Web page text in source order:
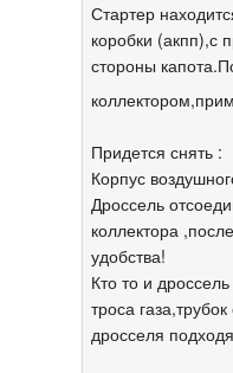
Стартер
коробки (акпп),с
стороны
Придется снять :
Корпус
Дроссель
коллектора
удобства!
Кто то и
троса
дросселя